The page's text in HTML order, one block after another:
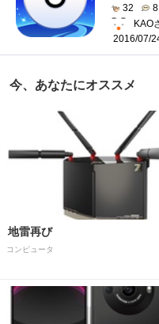
32
8
KAO
2016/07/
今、あなたにオススメ
地雷再び
コンピュータ